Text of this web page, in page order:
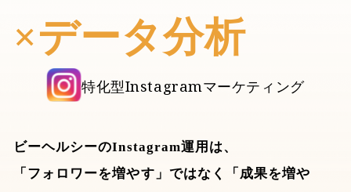
×データ分析
特化型Instagramマーケティング
ビーヘルシーのInstagram運用は、
「フォロワーを増やす」ではなく「成果を増や